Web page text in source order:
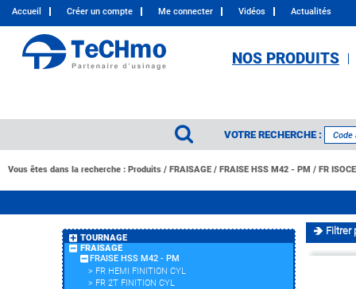
Accueil Créer un compte Me connecter Vidéos Actualités
NOS PRODUITS
VOTRE RECHERCHE :
Vous êtes dans la recherche : Produits / FRAISAGE / FRAISE HSS M42 - PM / FR
TOURNAGE
FRAISAGE
FRAISE HSS M42 - PM
> FR HEMI FINITION CYL
> FR 2T FINITION CYL
Filtrer